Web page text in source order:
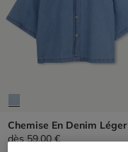
Chemise En Denim Léger
dès 59,00 €